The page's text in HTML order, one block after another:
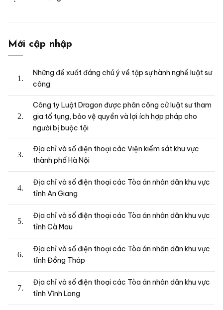
Mới cập nhập
Những đề xuất đáng chú ý về tập sự hành nghề luật sư
công
Công ty Luật Dragon được phân công cử luật sư tham
gia tố tụng, bảo vệ quyền và lợi ích hợp pháp cho
người bị buộc tội
Địa chỉ và số điện thoại các Viện kiểm sát khu vực
thành phố Hà Nội
Địa chỉ và số điện thoại các Tòa án nhân dân khu vực
tỉnh An Giang
Địa chỉ và số điện thoại các Tòa án nhân dân khu vực
tỉnh Cà Mau
Địa chỉ và số điện thoại các Tòa án nhân dân khu vực
tỉnh Đồng Tháp
Địa chỉ và số điện thoại các Tòa án nhân dân khu vực
tỉnh Vĩnh Long